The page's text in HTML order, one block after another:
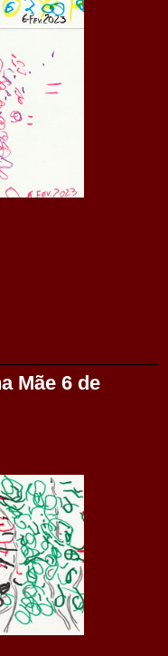
Mãe 6 de